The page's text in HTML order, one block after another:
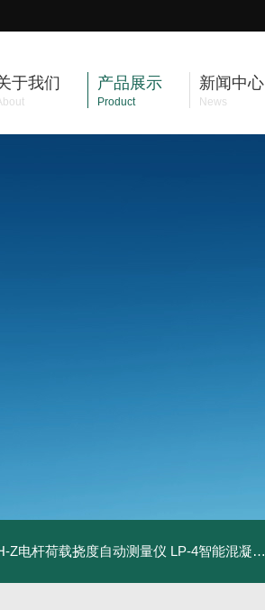
于我们 产品展示
Product
新闻中心
News
Z电杆荷载挠度自动测量仪 LP-4智能混凝土电杆检测系统